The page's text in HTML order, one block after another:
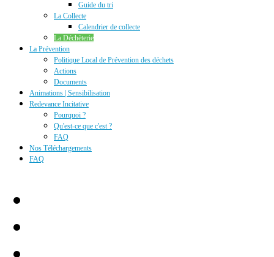
Guide du tri
La Collecte
Calendrier de collecte
La Déchèterie
La Prévention
Politique Local de Prévention des déchets
Actions
Documents
Animations | Sensibilisation
Redevance Incitative
Pourquoi ?
Qu'est-ce que c'est ?
FAQ
Nos Téléchargements
FAQ